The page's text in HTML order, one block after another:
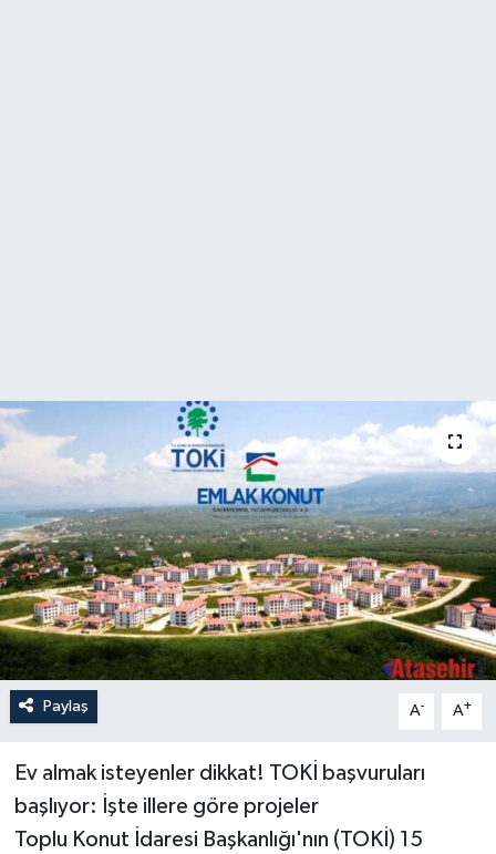
Paylaş A- A+
Ev almak isteyenler dikkat! TOKİ başvuruları
başlıyor: İşte illere göre projeler
Toplu Konut İdaresi Başkanlığı'nın (TOKİ) 15